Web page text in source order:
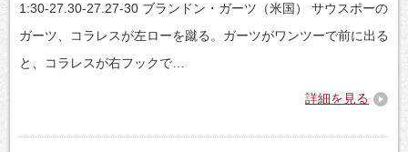
1:30-27.30-27.27-30 ブランドン・ガーツ（米国） サウスポーの
ガーツ、コラレスが左ローを蹴る。ガーツがワンツーで前に出る
と、コラレスが右フックで…
詳細を見る